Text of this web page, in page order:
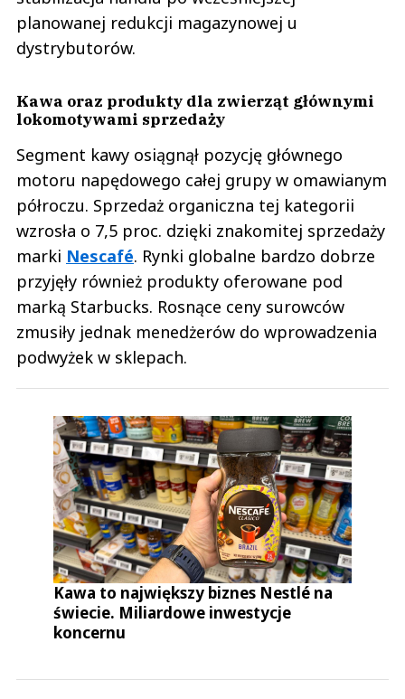
planowanej redukcji magazynowej u
dystrybutorów.
Kawa oraz produkty dla zwierząt głównymi
lokomotywami sprzedaży
Segment kawy osiągnął pozycję głównego
motoru napędowego całej grupy w omawianym
półroczu. Sprzedaż organiczna tej kategorii
wzrosła o 7,5 proc. dzięki znakomitej sprzedaży
marki Nescafé. Rynki globalne bardzo dobrze
przyjęły również produkty oferowane pod
marką Starbucks. Rosnące ceny surowców
zmusiły jednak menedżerów do wprowadzenia
podwyżek w sklepach.
Kawa to największy biznes Nestlé na
świecie. Miliardowe inwestycje
koncernu